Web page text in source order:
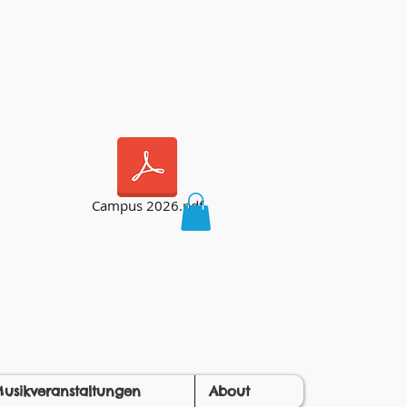
Campus 2026.pdf
About